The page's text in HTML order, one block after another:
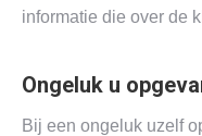
informatie die over de
Ongeluk u
Bij een ongeluk uzelf